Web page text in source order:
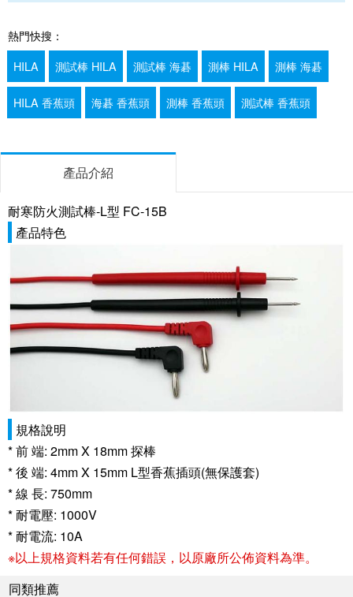
熱門快搜：
HILA
測試棒 HILA 測試棒 海碁 測棒 HILA 測棒 海碁
HILA 香蕉頭 海碁 香蕉頭 測棒 香蕉頭 測試棒 香蕉頭
產品介紹
耐寒防火測試棒-L型 FC-15B
產品特色
規格說明
* 前 端: 2mm X 18mm 探棒
* 後 端: 4mm X 15mm L型香蕉插頭(無保護套)
* 線 長: 750mm
* 耐電壓: 1000V
* 耐電流: 10A
※以上規格資料若有任何錯誤，以原廠所公佈資料為準。
同類推薦